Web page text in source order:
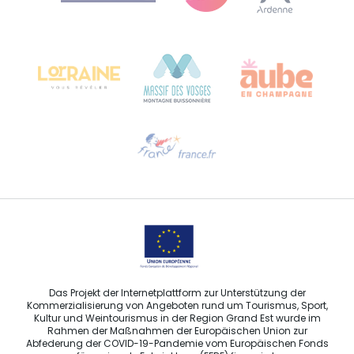
Bureau de Colmar (Hauptverwaltung)
Sprechen Sie uns per E-Mail an
Das Projekt der Internetplattform zur Unterstützung der
Kommerzialisierung von Angeboten rund um Tourismus, Sport,
Kultur und Weintourismus in der Region Grand Est wurde im
Rahmen der Maßnahmen der Europäischen Union zur
Abfederung der COVID-19-Pandemie vom Europäischen Fonds